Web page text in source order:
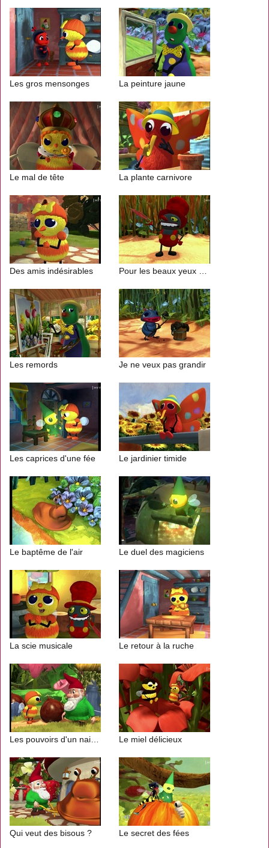
Les gros mensonges La peinture jaune
Le mal de tête La plante carnivore
Des amis indésirables
Les remords Je ne veux pas grandir
Les caprices d'une fée Le jardinier timide
Le baptême de l'air Le duel des magiciens
La scie musicale Le retour à la ruche
Le miel délicieux
Qui veut des bisous ? Le secret des fées